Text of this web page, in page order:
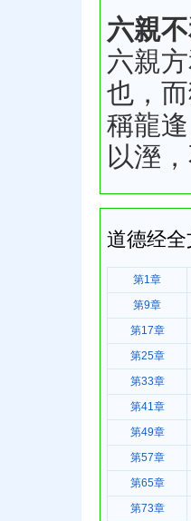
六親
六親
也，
稱龍
以溼
道德经全
第1章
第9章
第17章
第25章
第33章
第41章
第49章
第57章
第65章
第73章